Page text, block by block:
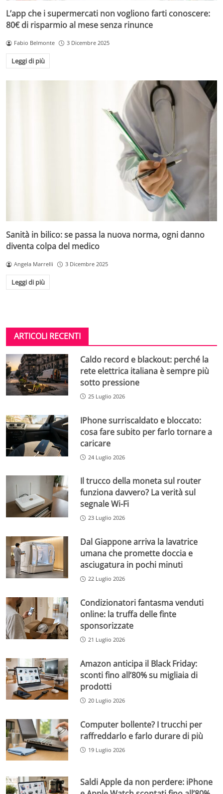
L’app che i supermercati non vogliono farti conoscere:
80€ di risparmio al mese senza rinunce
Fabio Belmonte 3 Dicembre 2025
Leggi di più
Sanità in bilico: se passa la nuova norma, ogni danno
diventa colpa del medico
Angela Marrelli 3 Dicembre 2025
Leggi di più
ARTICOLI RECENTI
Caldo record e blackout: perché la
rete elettrica italiana è sempre più
sotto pressione
25 Luglio 2026
IPhone surriscaldato e bloccato:
cosa fare subito per farlo tornare a
caricare
24 Luglio 2026
Il trucco della moneta sul router
funziona davvero? La verità sul
segnale Wi-Fi
23 Luglio 2026
Dal Giappone arriva la lavatrice
umana che promette doccia e
asciugatura in pochi minuti
22 Luglio 2026
Condizionatori fantasma venduti
online: la truffa delle finte
sponsorizzate
21 Luglio 2026
Amazon anticipa il Black Friday:
sconti fino all’80% su migliaia di
prodotti
20 Luglio 2026
Computer bollente? I trucchi per
raffreddarlo e farlo durare di più
19 Luglio 2026
Saldi Apple da non perdere: iPhone